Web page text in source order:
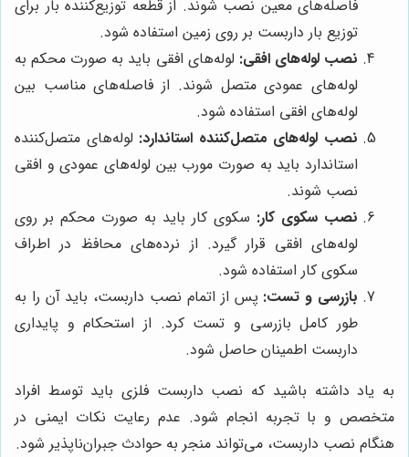
فاصله‌های معین نصب شوند. از قطعه توزیع‌کننده بار برای
توزیع بار داربست بر روی زمین استفاده شود.
نصب لوله‌های افقی: لوله‌های افقی باید به صورت محکم به
لوله‌های عمودی متصل شوند. از فاصله‌های مناسب بین
لوله‌های افقی استفاده شود.
نصب لوله‌های متصل‌کننده استاندارد: لوله‌های متصل‌کننده
استاندارد باید به صورت مورب بین لوله‌های عمودی و افقی
نصب شوند.
نصب سکوی کار: سکوی کار باید به صورت محکم بر روی
لوله‌های افقی قرار گیرد. از نرده‌های محافظ در اطراف
سکوی کار استفاده شود.
بازرسی و تست: پس از اتمام نصب داربست، باید آن را به
طور کامل بازرسی و تست کرد. از استحکام و پایداری
داربست اطمینان حاصل شود.
به یاد داشته باشید که نصب داربست فلزی باید توسط افراد
متخصص و با تجربه انجام شود. عدم رعایت نکات ایمنی در
هنگام نصب داربست، می‌تواند منجر به حوادث جبران‌ناپذیر شود.